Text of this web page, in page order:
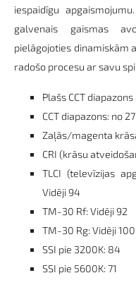
iespaidīgu
galvenais gaismas
pielāgojoties dinamiskām
radošo procesu ar savu
Plašs CCT
CCT diapazons: no
Zaļās/magenta
CRI (krāsu
TLCI (televīzijas
Vidēji 94
TM-30 Rf: Vidēji 92
TM-30 Rg: Vidēji 100
SSI pie 3200K: 84
SSI pie 5600K: 71